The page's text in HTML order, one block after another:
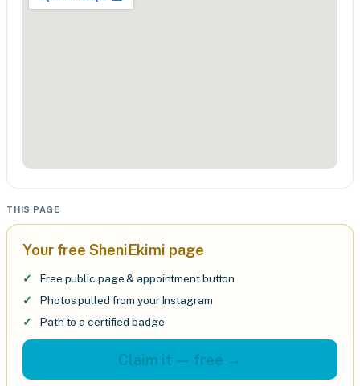
THIS PAGE
Your free SheniEkimi page
Free public page & appointment button
Photos pulled from your Instagram
Path to a certified badge
Claim it — free →